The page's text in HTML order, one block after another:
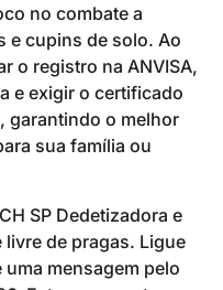
no combate a
e cupins de solo. Ao
o registro na ANVISA,
e exigir o certificado
garantindo o melhor
sua família ou
SP Dedetizadora e
de pragas. Ligue
mensagem pelo